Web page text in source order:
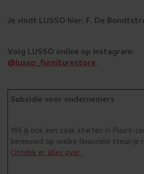
Je vindt LUSSO hier: F. De
Volg LUSSO online op Instagram:
@lusso_furniturestore.
Subsidie voor ondernemers
Wil jij ook een zaak starten in Puurs-
benieuwd op welke financiële steun je
Ontdek er alles over.